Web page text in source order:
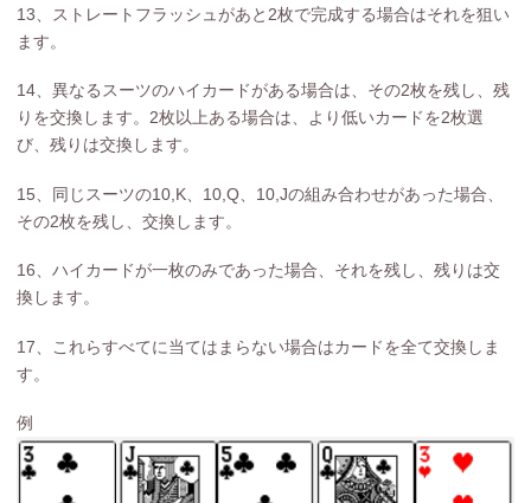
13、ストレートフラッシュがあと2枚で完成する場合はそれを狙い
ます。
14、異なるスーツのハイカードがある場合は、その2枚を残し、残
りを交換します。2枚以上ある場合は、より低いカードを2枚選
び、残りは交換します。
15、同じスーツの10,K、10,Q、10,Jの組み合わせがあった場合、
その2枚を残し、交換します。
16、ハイカードが一枚のみであった場合、それを残し、残りは交
換します。
17、これらすべてに当てはまらない場合はカードを全て交換しま
す。
例